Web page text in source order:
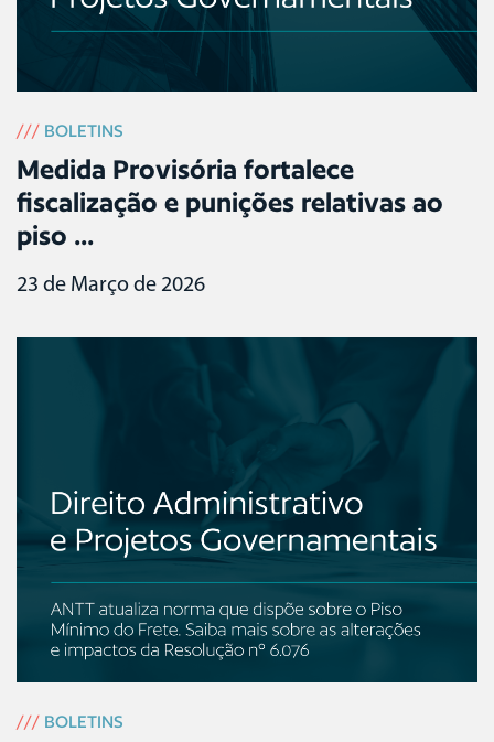
/// BOLETINS
Medida Provisória fortalece
fiscalização e punições relativas ao
piso ...
23 de Março de 2026
/// BOLETINS